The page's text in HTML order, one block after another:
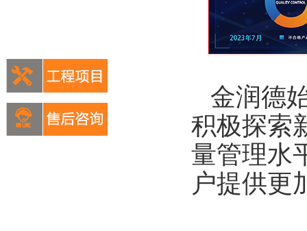
金润德
积极探索
量管理水
户提供更